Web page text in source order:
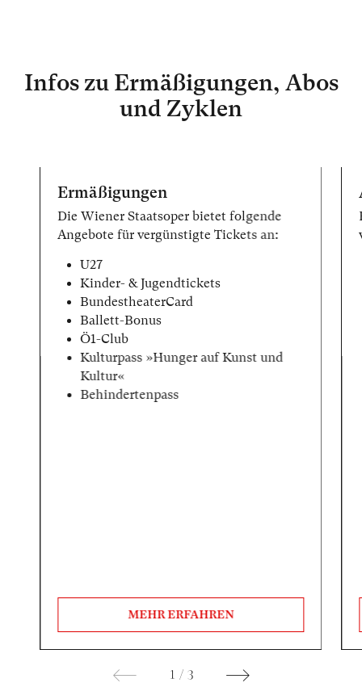
Infos zu Ermäßigungen, Abos
und Zyklen
Ermäßigungen
Die Wiener Staatsoper bietet folgende
Angebote für vergünstigte Tickets an:
U27
Kinder- & Jugendtickets
BundestheaterCard
Ballett-Bonus
Ö1-Club
Kulturpass »Hunger auf Kunst und
Kultur«
Behindertenpass
MEHR ERFAHREN
1 / 3